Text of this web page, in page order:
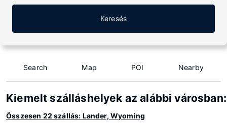
Keresés
Search Map POI Nearby
Kiemelt szálláshelyek az alábbi
Összesen 22 szállás: Lander, Wyoming